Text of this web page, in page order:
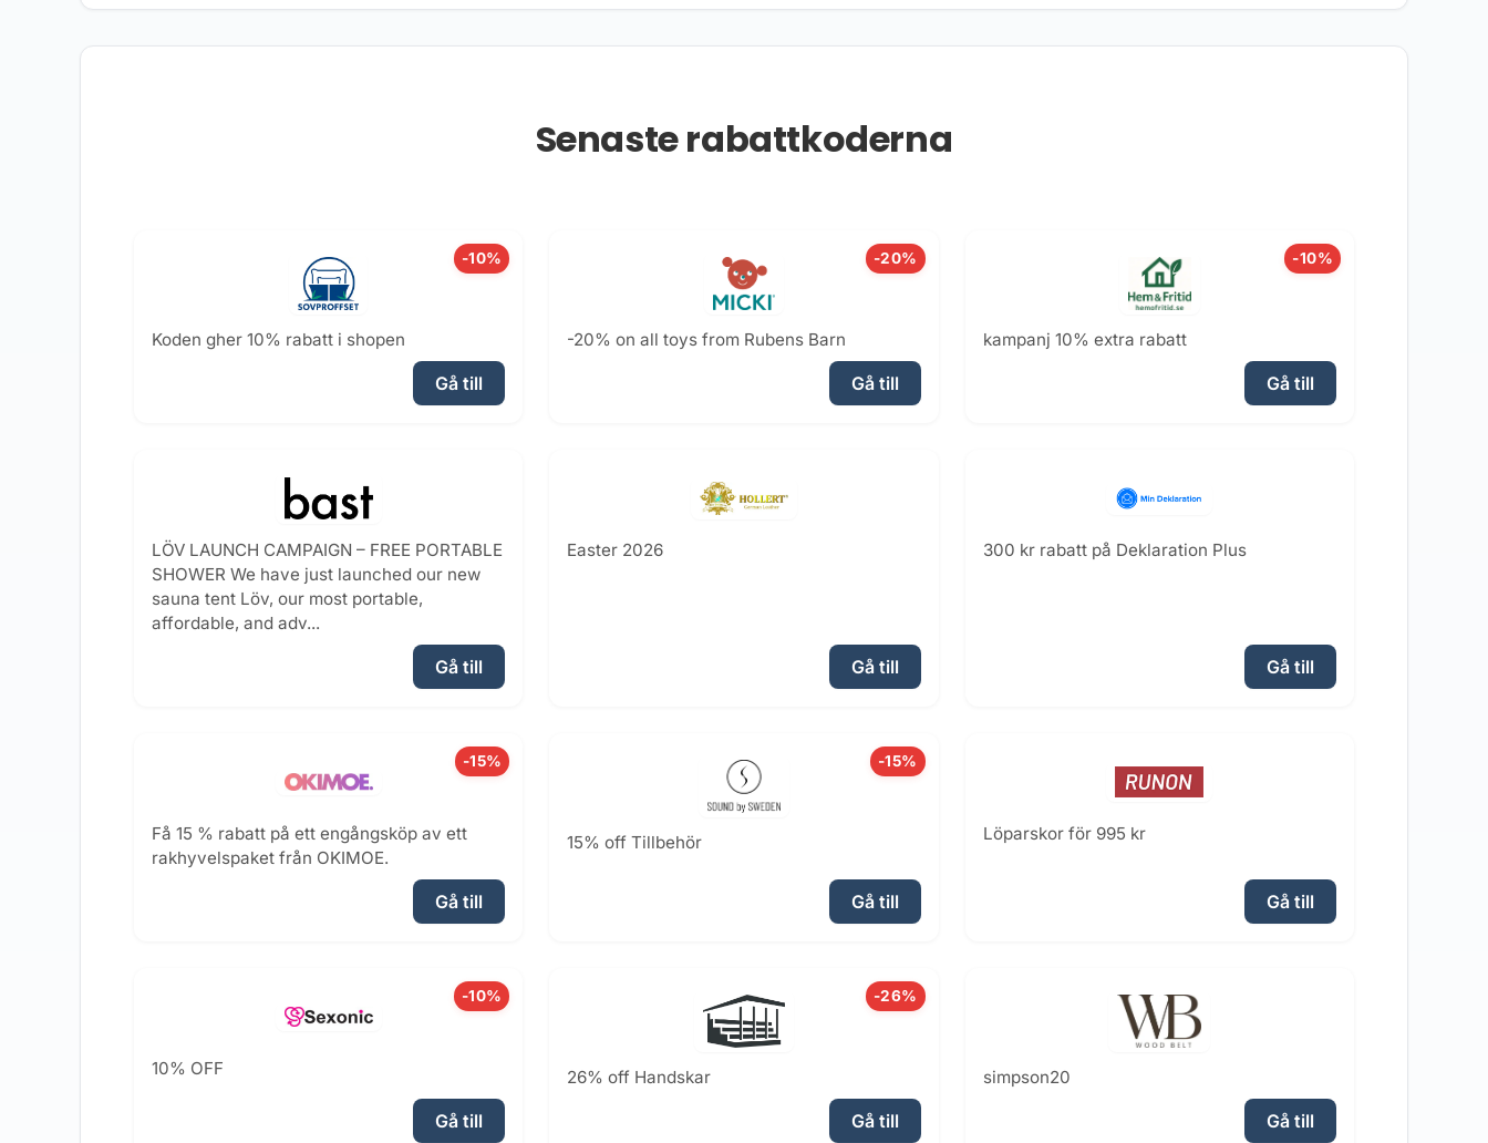
Senaste rabattkoderna
-10%
Koden gher 10% rabatt i shopen
Gå till
-20%
-20% on all toys from Rubens Barn
Gå till
-10%
kampanj 10% extra rabatt
Gå till
LÖV LAUNCH CAMPAIGN – FREE PORTABLE
SHOWER We have just launched our new
sauna tent Löv, our most portable,
affordable, and adv...
Gå till
Easter 2026
Gå till
300 kr rabatt på Deklaration Plus
Gå till
-15%
Få 15 % rabatt på ett engångsköp av ett
rakhyvelspaket från OKIMOE.
Gå till
-15%
15% off Tillbehör
Gå till
Löparskor för 995 kr
Gå till
-10%
10% OFF
Gå till
-26%
26% off Handskar
Gå till
simpson20
Gå till